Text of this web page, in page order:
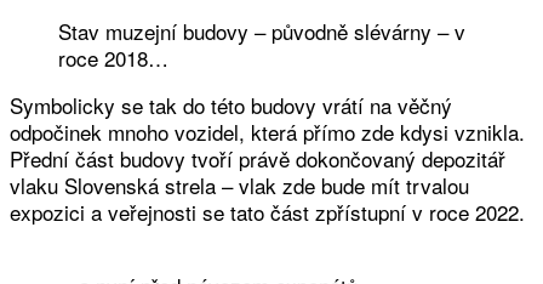
Stav muzejní budovy – původně slévárny – v
roce 2018…
Symbolicky se tak do této budovy vrátí na věčný
odpočinek mnoho vozidel, která přímo zde kdysi vznikla.
Přední část budovy tvoří právě dokončovaný depozitář
vlaku Slovenská strela – vlak zde bude mít trvalou
expozici a veřejnosti se tato část zpřístupní v roce 2022.